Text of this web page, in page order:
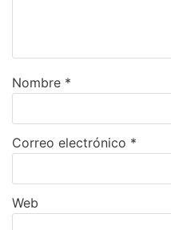
Nombre *
Correo electrónico *
Web